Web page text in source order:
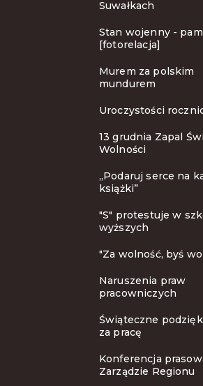
Suwałkach
Stan wojenny -
[fotorelacja]
Murem za polskim
mundurem
Uroczystości
13 grudnia Zapal
Wolności
„Podaruj serce na
książki”
"S" protestuje w
wyższych
"Za wolność, byś
Naruszenia praw
pracowniczych
Świąteczne
za pracę
Konferencja
Zarządzie Regionu